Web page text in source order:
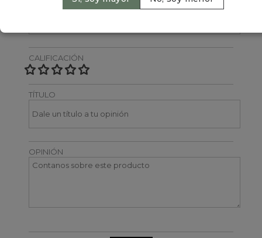
CALIFICACIÓN
TÍTULO
OPINIÓN